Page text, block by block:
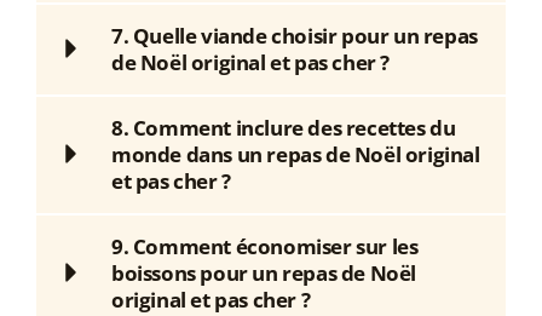
7. Quelle viande choisir pour un repas
de Noël original et pas cher ?
8. Comment inclure des recettes du
monde dans un repas de Noël original
et pas cher ?
9. Comment économiser sur les
boissons pour un repas de Noël
original et pas cher ?